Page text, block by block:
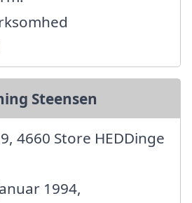
Steensen
4660 Store HEDDinge
1994,